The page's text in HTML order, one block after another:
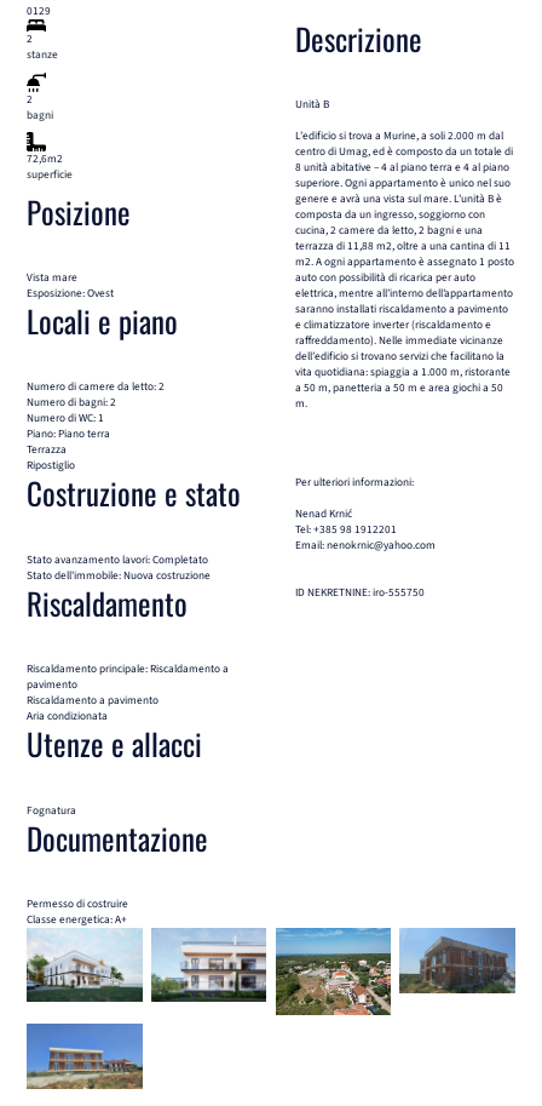
0129
2
stanze
2
bagni
72,6m2
superficie
Posizione
Vista mare
Esposizione: Ovest
Locali e piano
Numero di camere da letto: 2
Numero di bagni: 2
Numero di WC: 1
Piano: Piano terra
Terrazza
Ripostiglio
Costruzione e stato
Stato avanzamento lavori: Completato
Stato dell'immobile: Nuova costruzione
Riscaldamento
Riscaldamento principale: Riscaldamento a
pavimento
Riscaldamento a pavimento
Aria condizionata
Utenze e allacci
Fognatura
Documentazione
Permesso di costruire
Classe energetica: A+
Descrizione
Unità B
L’edificio si trova a Murine, a soli 2.000 m dal
centro di Umag, ed è composto da un totale di
8 unità abitative – 4 al piano terra e 4 al piano
superiore. Ogni appartamento è unico nel suo
genere e avrà una vista sul mare. L’unità B è
composta da un ingresso, soggiorno con
cucina, 2 camere da letto, 2 bagni e una
terrazza di 11,88 m2, oltre a una cantina di 11
m2. A ogni appartamento è assegnato 1 posto
auto con possibilità di ricarica per auto
elettrica, mentre all’interno dell’appartamento
saranno installati riscaldamento a pavimento
e climatizzatore inverter (riscaldamento e
raffreddamento). Nelle immediate vicinanze
dell’edificio si trovano servizi che facilitano la
vita quotidiana: spiaggia a 1.000 m, ristorante
a 50 m, panetteria a 50 m e area giochi a 50
m.
Per ulteriori informazioni:
Nenad Krnić
Tel: +385 98 1912201
Email: nenokrnic@yahoo.com
ID NEKRETNINE: iro-555750